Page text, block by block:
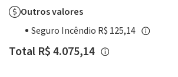
Outros valores
Seguro Incêndio R$ 125,14
Total R$ 4.075,14